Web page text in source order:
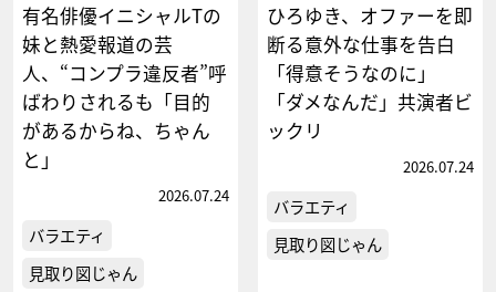
有名俳優イニシャルTの
妹と熱愛報道の芸
人、“コンプラ違反者”呼
ばわりされるも「目的
があるからね、ちゃん
と」
2026.07.24
バラエティ
見取り図じゃん
ひろゆき、オファーを即
断る意外な仕事を告白
「得意そうなのに」
「ダメなんだ」共演者ビ
ックリ
2026.07.24
バラエティ
見取り図じゃん